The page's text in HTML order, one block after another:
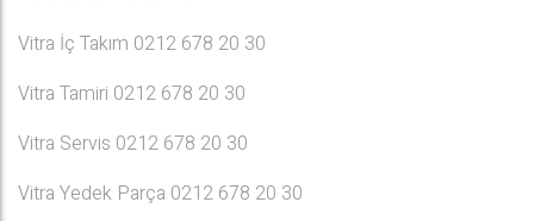
Vitra İç Takım 0212 678 20 30
Vitra Tamiri 0212 678 20 30
Vitra Servis 0212 678 20 30
Vitra Yedek Parça 0212 678 20 30